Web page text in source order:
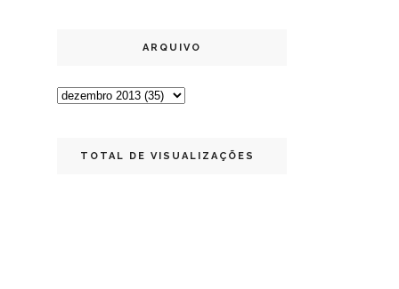
ARQUIVO
TOTAL DE VISUALIZAÇÕES